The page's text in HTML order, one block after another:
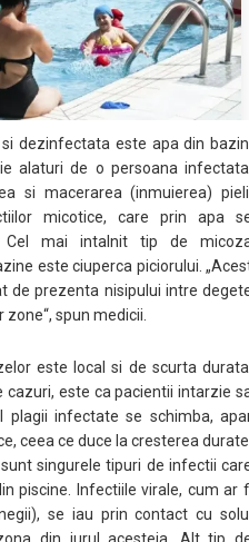
dezinfectata este apa din
alaturi de o persoana
si macerarea (inmuierea)
micotice, care prin apa
mai intalnit tip de
este ciuperca piciorului.
de prezenta nisipului intre
spun medicii.
este local si de scurta
cazuri, este ca pacientii intarzie
plagii infectate se schimba,
ceea ce duce la cresterea
singurele tipuri de infectii
piscine. Infectiile virale, cum ar
se iau prin contact cu
din jurul acesteia. Alt tip